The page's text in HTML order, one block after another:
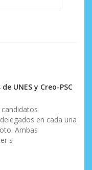
UNES y Creo-PSC
en cada una
Ambas
s